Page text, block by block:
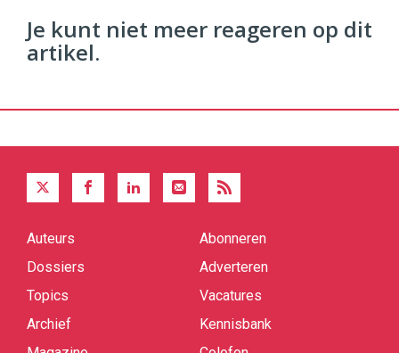
Je kunt niet meer reageren op dit
artikel.
Quick
Auteurs
Dossiers
Topics
Archief
Abonneren
Adverteren
Vacatures
Kennisbank